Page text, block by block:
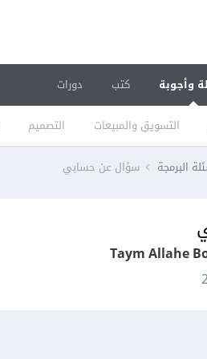
وأجوبة
التسويق والمبيعات التصميم
كتب دورات
البرمجة سؤال عن حسابي